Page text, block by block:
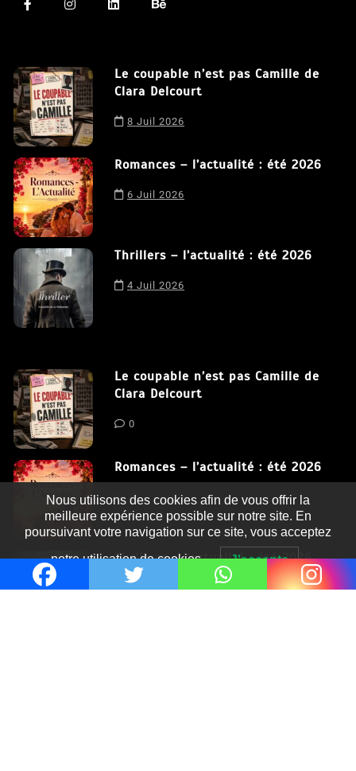
Le coupable n’est pas Camille de
Clara Delcourt
8 Juil 2026
Romances – l’actualité : été 2026
6 Juil 2026
Thrillers – l’actualité : été 2026
4 Juil 2026
Le coupable n’est pas Camille de
Clara Delcourt
0
Romances – l’actualité : été 2026
0
Thrillers – l’actualité : été 2026
0
Nous utilisons des cookies afin de vous offrir la
meilleure expérience possible sur notre site. En
poursuivant votre navigation sur ce site, vous acceptez
notre utilisation de cookies. J'accepte